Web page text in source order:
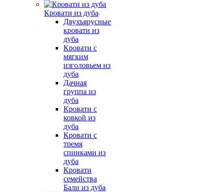
Кровати из дуба
Двухъярусные
кровати из
дуба
Кровати с
мягким
изголовьем из
дуба
Дачная
группа из
дуба
Кровати с
ковкой из
дуба
Кровати с
тремя
спинками из
дуба
Кровати
семейства
Бали из дуба